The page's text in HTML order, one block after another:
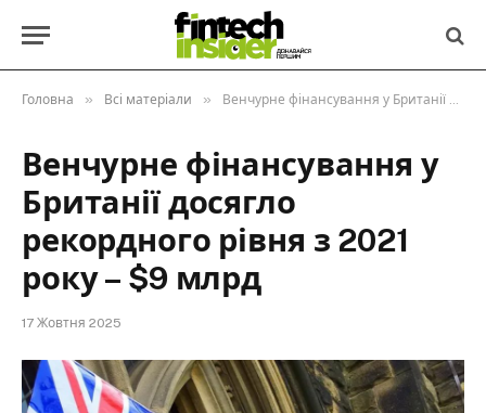
Головна » Всі матеріали » Венчурне фінансування у Британії досягло рекордного рівня з 2021 року – $9 млрд
Венчурне фінансування у
Британії досягло
рекордного рівня з 2021
року – $9 млрд
17 Жовтня 2025